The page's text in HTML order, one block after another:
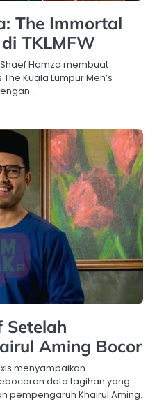
The Immortal
TKLMFW
Hamza membuat
Kuala Lumpur Men’s
Setelah
Aming Bocor
menyampaikan
data tagihan yang
pempengaruh Khairul Aming.